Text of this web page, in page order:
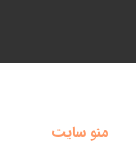
منو سایت